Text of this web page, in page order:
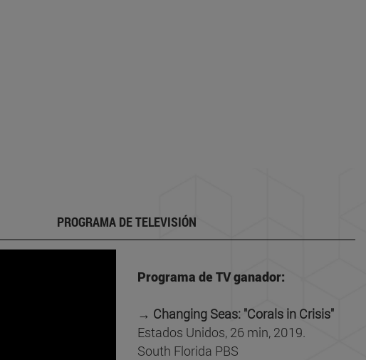
PROGRAMA DE TELEVISIÓN
Programa de TV ganador:
→ Changing Seas: "Corals in Crisis"
Estados Unidos, 26 min, 2019.
South Florida PBS